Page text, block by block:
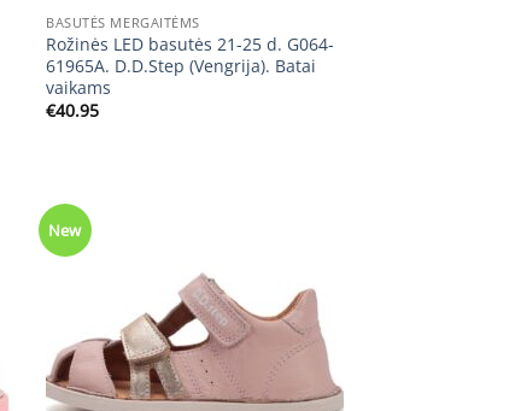
BASUTĖS MERGAITĖMS
Rožinės LED basutės 21-25 d. G064-
61965A. D.D.Step (Vengrija). Batai
vaikams
€40.95
New